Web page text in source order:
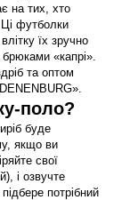
на тих, хто
футболки
їх зручно
«капрі».
та оптом
поло?
буде
якщо ви
свої
і озвучте
потрібний